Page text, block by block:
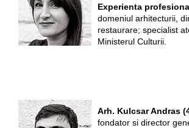
Experienta
domeniul arhitecturii,
restaurare; specialist
Ministerul Culturii.
Arh. Kulcsar Andras
fondator si director